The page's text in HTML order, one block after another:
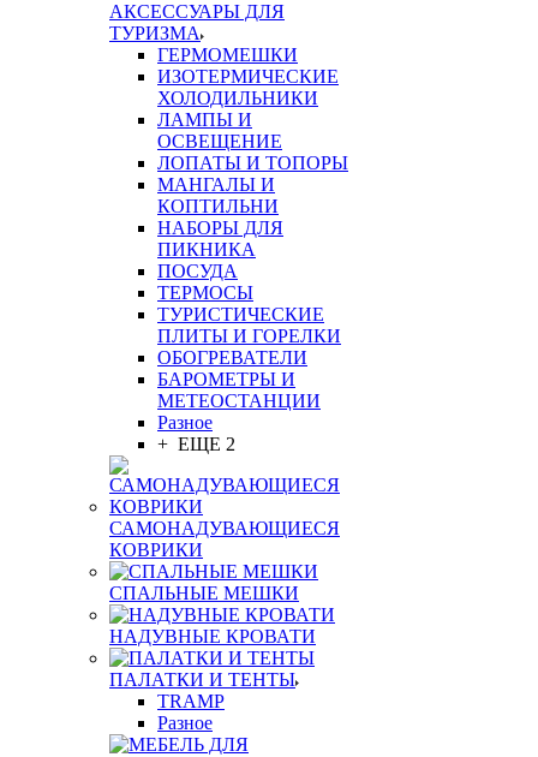
АКСЕССУАРЫ ДЛЯ
ТУРИЗМА
ГЕРМОМЕШКИ
ИЗОТЕРМИЧЕСКИЕ
ХОЛОДИЛЬНИКИ
ЛАМПЫ И
ОСВЕЩЕНИЕ
ЛОПАТЫ И ТОПОРЫ
МАНГАЛЫ И
КОПТИЛЬНИ
НАБОРЫ ДЛЯ
ПИКНИКА
ПОСУДА
ТЕРМОСЫ
ТУРИСТИЧЕСКИЕ
ПЛИТЫ И ГОРЕЛКИ
ОБОГРЕВАТЕЛИ
БАРОМЕТРЫ И
МЕТЕОСТАНЦИИ
Разное
+ ЕЩЕ 2
САМОНАДУВАЮЩИЕСЯ
КОВРИКИ
СПАЛЬНЫЕ МЕШКИ
НАДУВНЫЕ КРОВАТИ
ПАЛАТКИ И ТЕНТЫ
TRAMP
Разное